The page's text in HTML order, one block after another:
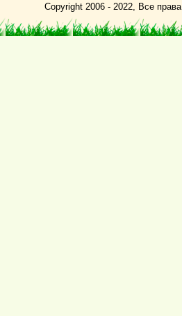
Copyright 2006 - 2022, Все